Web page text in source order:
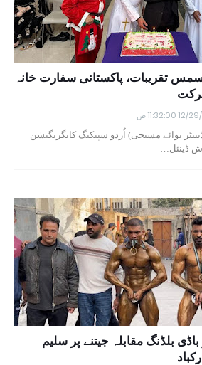
تقریبات، پاکستانی سفارت خانہ
11:32:00 ص
نوائے مسیحی) اُردو سپیکنگ کانگریگیشن
ڈینئل…
بلڈنگ مقابلہ جیتنے پر سلیم